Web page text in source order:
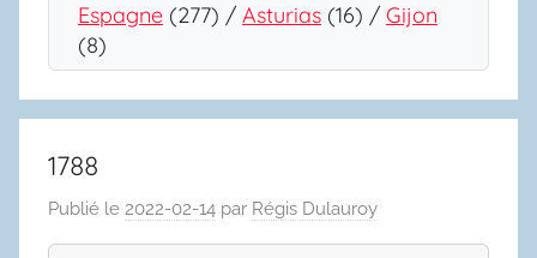
Espagne (277) / Asturias (16) / Gijon
(8)
1788
Publié le 2022-02-14 par Régis Dulauroy